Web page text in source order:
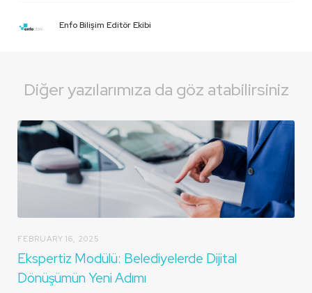
Enfo Bilişim Editör Ekibi
Diğer yazılarımıza da göz atabilirsiniz
FEBRUARY 16, 2025
Ekspertiz Modülü: Belediyelerde Dijital
Dönüşümün Yeni Adımı